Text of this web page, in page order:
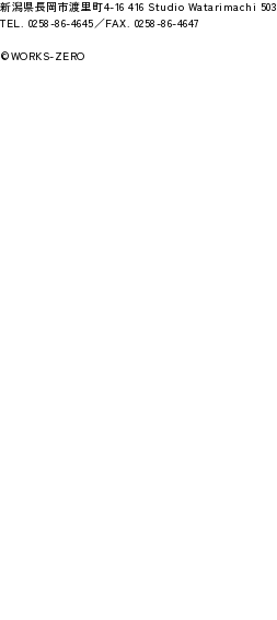
新潟県長岡市渡里町4-16 416 Studio Watarimachi 503
TEL. 0258-86-4645／FAX. 0258-86-4647
©WORKS-ZERO